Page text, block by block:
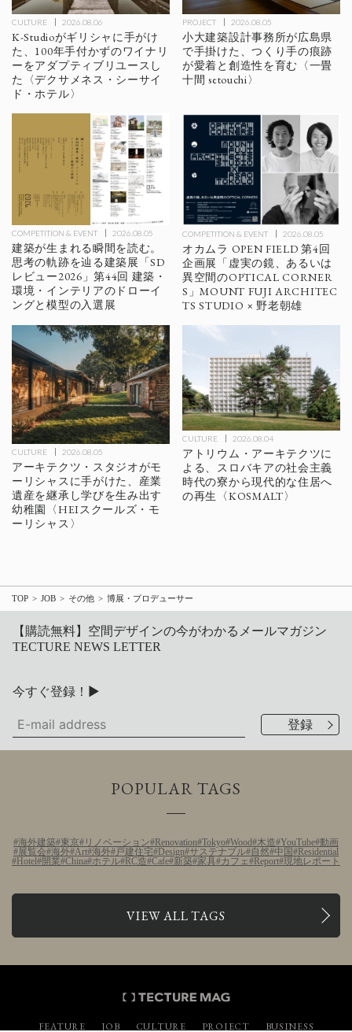
CULTURE 2026.08.06
K-Studioがギリシャに手がけ
た、100年手付かずのワイナリ
ーをアダプティブリユースし
た〈デクサメネス・シーサイ
ド・ホテル〉
PROJECT 2026.08.05
小大建築設計事務所が広島県
で手掛けた、つくり手の痕跡
が愛着と創造性を育む〈一畳
十間 setouchi〉
COMPETITION & EVENT 2026.08.05
建築が生まれる瞬間を読む。
思考の軌跡を辿る建築展「SD
レビュー2026」第44回 建築・
環境・インテリアのドローイ
ングと模型の入選展
COMPETITION & EVENT 2026.08.05
オカムラ OPEN FIELD 第4回
企画展「虚実の鏡、あるいは
異空間のOPTICAL CORNER
S」MOUNT FUJI ARCHITEC
TS STUDIO × 野老朝雄
CULTURE 2026.08.05
アーキテクツ・スタジオがモ
ーリシャスに手がけた、産業
遺産を継承し学びを生み出す
幼稚園〈HEIスクールズ・モ
ーリシャス〉
CULTURE 2026.08.04
アトリウム・アーキテクツに
よる、スロバキアの社会主義
時代の寮から現代的な住居へ
の再生〈KOSMALT〉
TOP JOB その他 博展・プロデューサー
【購読無料】空間デザインの今がわかるメールマガジン
TECTURE NEWS LETTER
今すぐ登録！▶
POPULAR TAGS
海外建築 東京 リノベーション Renovation Tokyo Wood 木造 YouTube 動画
展覧会 海外 Art 海外 戸建住宅 Design サステナブル 自然 中国
Residential
Hotel 開業 China ホテル RC造 Cafe 新築 家具 カフェ Report 現地レポート
VIEW ALL TAGS
FEATURE JOB CULTURE PROJECT BUSINESS